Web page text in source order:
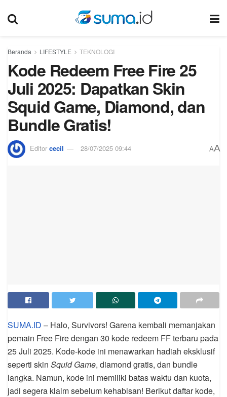
Beranda LIFESTYLE TEKNOLOGI
Kode Redeem Free Fire 25
Juli 2025: Dapatkan Skin
Squid Game, Diamond, dan
Bundle Gratis!
Editor cecil 28/07/2025 09:44 AA
SUMA.ID – Halo, Survivors! Garena kembali memanjakan
pemain Free Fire dengan 30 kode redeem FF terbaru pada
25 Juli 2025. Kode-kode ini menawarkan hadiah eksklusif
seperti skin Squid Game, diamond gratis, dan bundle
langka. Namun, kode ini memiliki batas waktu dan kuota,
jadi segera klaim sebelum kehabisan! Berikut daftar kode,